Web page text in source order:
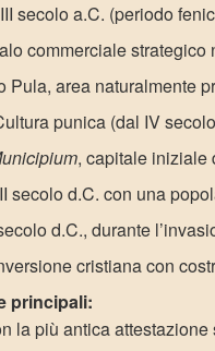
secolo a.C. (periodo
commerciale strategico
Pula, area naturalmente
punica (dal IV
, capitale iniziale
secolo d.C. con una
d.C., durante
cristiana con
principali:
la più antica attestazione